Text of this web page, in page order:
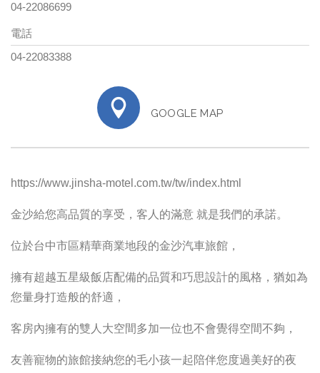
04-22086699
電話
04-22083388
GOOGLE MAP
https://www.jinsha-motel.com.tw/tw/index.html
金沙給您高品質的享受，客人的滿意 就是我們的承諾。
位於台中市區精華商業地段的金沙汽車旅館，
擁有超越五星級飯店配備的品質和巧思設計的風格，猶如為
您量身打造般的舒適，
客房內擁有的雙人大空間多加一位也不會覺得空間不夠，
友善寵物的旅館接納您的毛小孩一起陪伴您度過美好的夜